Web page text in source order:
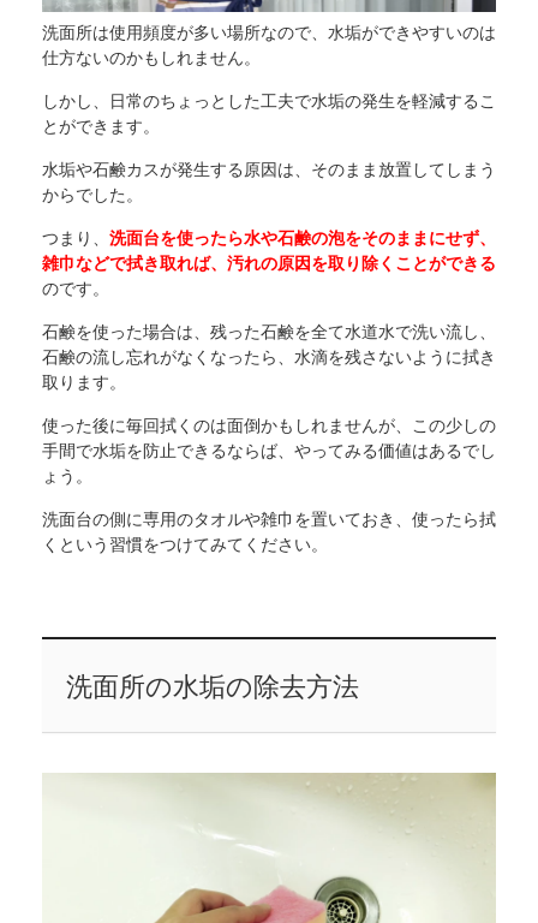
洗面所は使用頻度が多い場所なので、水垢ができやすいのは
仕方ないのかもしれません。
しかし、日常のちょっとした工夫で水垢の発生を軽減するこ
とができます。
水垢や石鹸カスが発生する原因は、そのまま放置してしまう
からでした。
つまり、 洗面台を使ったら水や石鹸の泡をそのままにせず、
雑巾などで拭き取れば、汚れの原因を取り除くことができる
のです。
石鹸を使った場合は、残った石鹸を全て水道水で洗い流し、
石鹸の流し忘れがなくなったら、水滴を残さないように拭き
取ります。
使った後に毎回拭くのは面倒かもしれませんが、この少しの
手間で水垢を防止できるならば、やってみる価値はあるでし
ょう。
洗面台の側に専用のタオルや雑巾を置いておき、使ったら拭
くという習慣をつけてみてください。
洗面所の水垢の除去方法